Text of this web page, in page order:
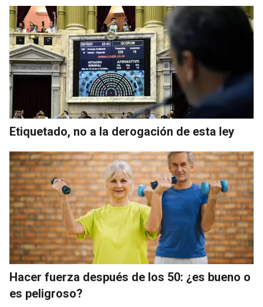
Etiquetado, no a la derogación de esta ley
Hacer fuerza después de los 50: ¿es bueno o
es peligroso?